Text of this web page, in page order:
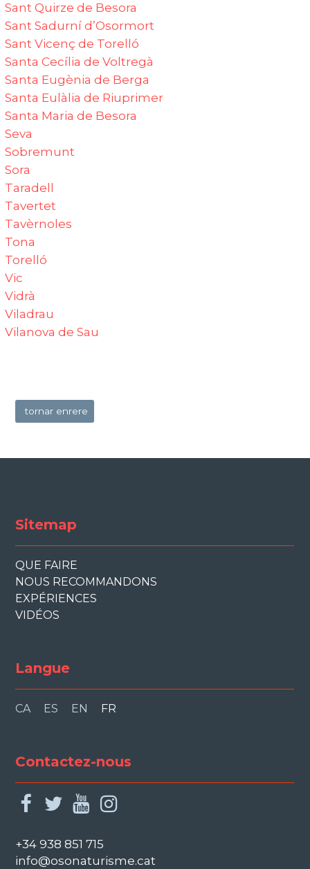
Sant Quirze de Besora‎
Sant Sadurní d’Osormort
Sant Vicenç de Torelló‎
Santa Cecília de Voltregà
Santa Eugènia de Berga‎
Santa Eulàlia de Riuprimer
Santa Maria de Besora‎
Seva‎
Sobremunt‎
Sora‎
Taradell‎
Tavertet
Tavèrnoles
Tona
Torelló
Vic‎
Vidrà‎
Viladrau
Vilanova de Sau
tornar enrere
Sitemap
QUE FAIRE
NOUS RECOMMANDONS
EXPÉRIENCES
VIDÉOS
Langue
CA ES EN FR
Contactez-nous
facebook
twitteryoutube
+34 938 851 715
info@osonaturisme.cat